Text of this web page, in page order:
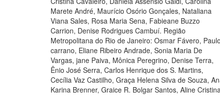
Marete André, Maurício Osório Gonçales, Nataliana
Viana Sales, Rosa Maria Sena, Fabieane Buzzo
Carrion, Denise Rodrigues Cambuí. Região
Metropolitana do Rio de Janeiro: Osmar Fávero,
carrano, Eliane Ribeiro Andrade, Sonia Maria De
Vargas, jane Paiva, Mônica Peregrino, Denise Terra,
Ênio José Serra, Carlos Henrique dos S. Martins,
Cecília Vaz Castilho, Graça Helena Silva de Souza,
Karina Brenner, Graice R. Bolgar Santos, Aline